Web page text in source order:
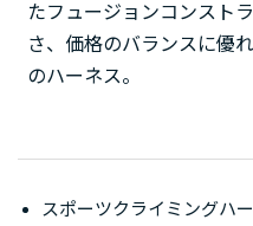
たフュージョンコンスト
さ、価格のバランスに優
のハーネス。
スポーツクライミングハ